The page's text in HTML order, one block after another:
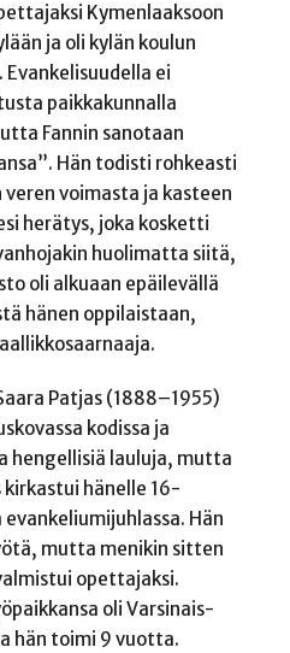
Kymenlaaksoon
ja oli kylän koulun
ei
paikkakunnalla
Fannin sanotaan
Hän todisti rohkeasti
veren voimasta ja kasteen
herätys, joka kosketti
huolimatta siitä,
oli alkuaan epäilevällä
hänen oppilaistaan,
Patjas (1888–1955)
kodissa ja
hengellisiä lauluja, mutta
hänelle 16-
Hän
mutta menikin sitten
opettajaksi.
oli Varsinais-
hän toimi 9 vuotta.